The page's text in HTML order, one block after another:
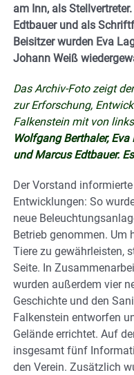
am Inn, als
Edtbauer und als
Beisitzer wurden Eva
Johann Weiß
Das Archiv-Foto zeigt
zur Erforschung,
Falkenstein mit von
Wolfgang Berthaler,
und Marcus Edtbauer.
Der Vorstand
Entwicklungen: So
neue
Betrieb genommen. Um
Tiere zu gewährleisten,
Seite. In
wurden außerdem vier
Geschichte und den
Falkenstein entworfen
Gelände errichtet. Auf
insgesamt fünf
den Verein. Zusätzlich